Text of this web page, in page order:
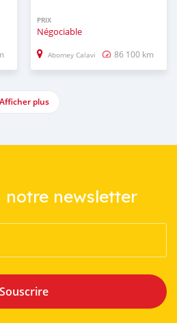
PRIX
Négociable
Abomey Calavi 86 100 km
Afficher plus
notre newsletter
Souscrire